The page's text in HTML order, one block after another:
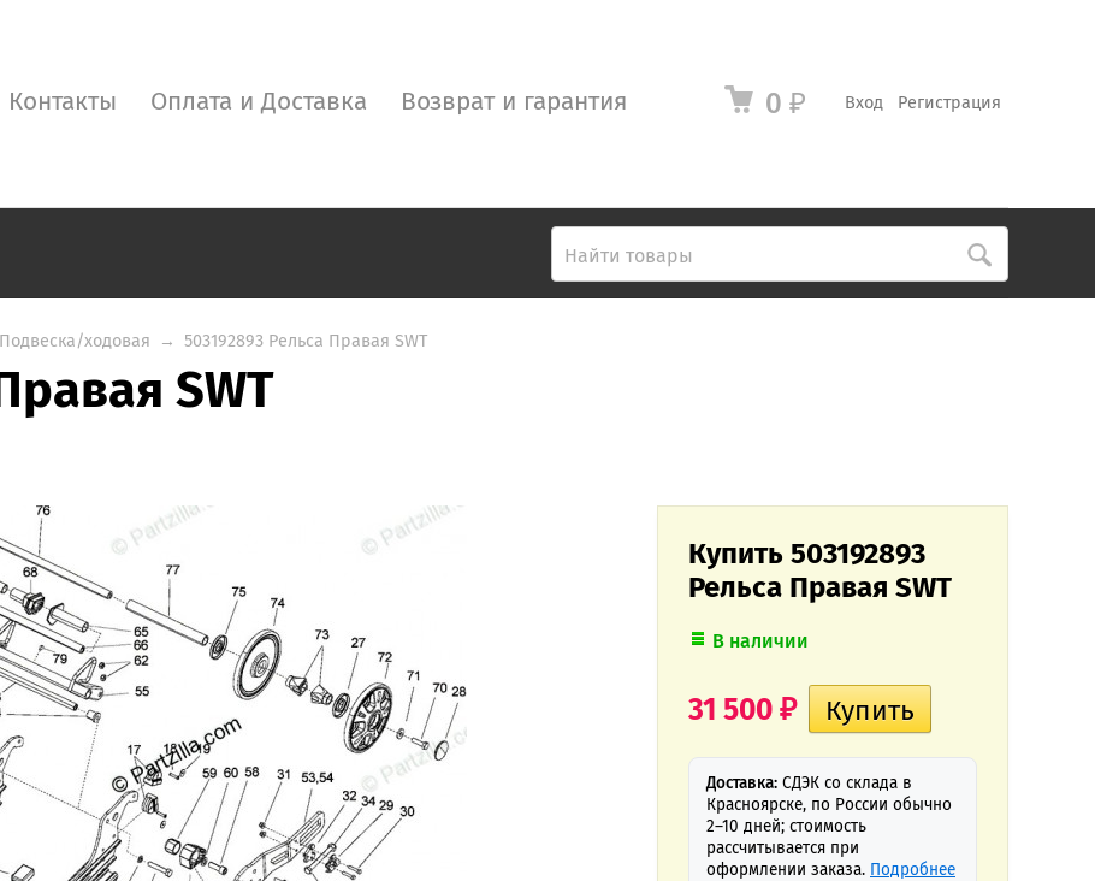
Вход Регистрация
0 ₽
Контакты Оплата и Доставка Возврат и гарантия
Подвеска/ходовая → 503192893 Рельса Правая SWT
SWT
Купить 503192893
Рельса Правая SWT
В наличии
31 500 ₽
Доставка: СДЭК со склада в
Красноярске, по России обычно
2–10 дней; стоимость
рассчитывается при
оформлении заказа. Подробнее